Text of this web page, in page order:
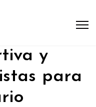
y
para